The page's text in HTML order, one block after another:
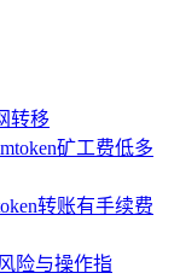
转移
矿工费低多
转账有手续费
险与操作指